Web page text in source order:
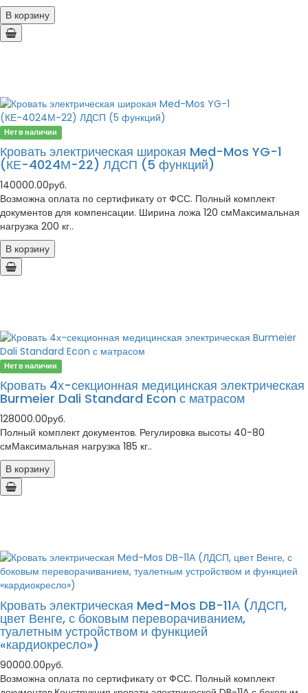
В корзину
Нет в наличии
Кровать электрическая широкая Med-Mos YG-1
(КЕ-4024М-22) ЛДСП (5 функций)
140000.00руб.
Возможна оплата по сертификату от ФСС. Полный комплект
документов для компенсации. Ширина ложа 120 смМаксимальная
нагрузка 200 кг..
В корзину
Нет в наличии
Кровать 4х-секционная медицинская электрическая
Burmeier Dali Standard Econ с матрасом
128000.00руб.
Полный комплект документов. Регулировка высоты 40-80
смМаксимальная нагрузка 185 кг..
В корзину
Кровать электрическая Med-Mos DB-11А (ЛДСП,
цвет Венге, с боковым переворачиванием,
туалетным устройством и функцией
«кардиокресло»)
90000.00руб.
Возможна оплата по сертификату от ФСС. Полный комплект